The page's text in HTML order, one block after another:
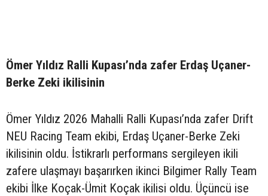
Ömer Yıldız Ralli Kupası’nda zafer Erdaş Uçaner-
Berke Zeki ikilisinin
Ömer Yıldız 2026 Mahalli Ralli Kupası’nda zafer Drift
NEU Racing Team ekibi, Erdaş Uçaner-Berke Zeki
ikilisinin oldu. İstikrarlı performans sergileyen ikili
zafere ulaşmayı başarırken ikinci Bilgimer Rally Team
ekibi İlke Koçak-Ümit Koçak ikilisi oldu. Üçüncü ise